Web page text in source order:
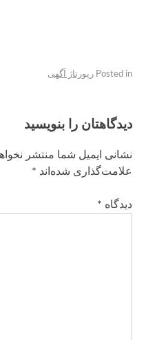
Posted in رپورتاژ آگهی
دیدگاهتان را بنویسید
نشانی ایمیل شما منتشر
علامت‌گذاری شده‌اند *
دیدگاه *